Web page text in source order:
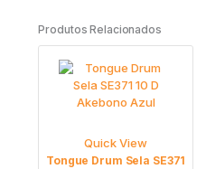
Produtos Relacionados
Quick View
Tongue Drum Sela SE371